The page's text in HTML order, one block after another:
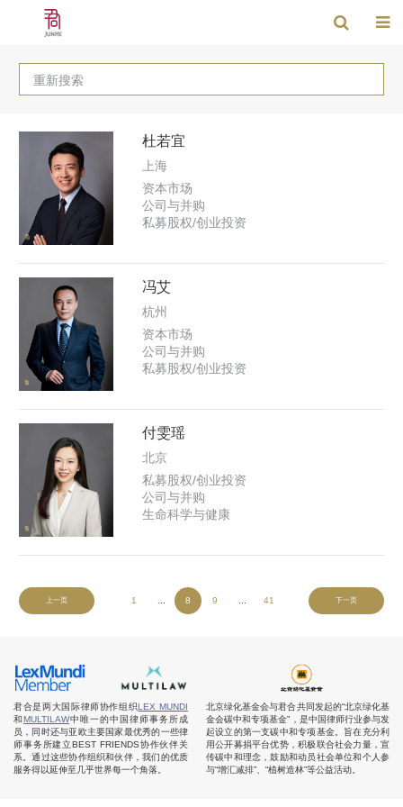
重新搜索
杜若宜
上海
资本市场
公司与并购
私募股权/创业投资
冯艾
杭州
资本市场
公司与并购
私募股权/创业投资
付雯瑶
北京
私募股权/创业投资
公司与并购
生命科学与健康
上一页 1 8 9 41 下一页
君合是两大国际律师协作组织LEX MUNDI
和MULTILAW中唯一的中国律师事务所成
员，同时还与亚欧主要国家最优秀的一些律
师事务所建立BEST FRIENDS协作伙伴关
系。通过这些协作组织和伙伴，我们的优质
服务得以延伸至几乎世界每一个角落。
北京绿化基金会与君合共同发起的“北京绿化基
金会碳中和专项基金”，是中国律师行业参与发
起设立的第一支碳中和专项基金。旨在充分利
用公开募捐平台优势，积极联合社会力量，宣
传碳中和理念，鼓励和动员社会单位和个人参
与“增汇减排”、“植树造林”等公益活动。